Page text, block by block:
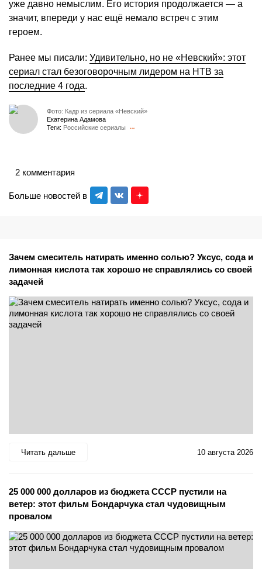
уже давно немыслим. Его история продолжается — а
значит, впереди у нас ещё немало встреч с этим
героем.
Ранее мы писали: Удивительно, но не «Невский»: этот
сериал стал безоговорочным лидером на НТВ за
последние 4 года.
Фото: Кадр из сериала «Невский»
Екатерина Адамова
Теги: Российские сериалы
Больше новостей в
2 комментария
Зачем смеситель натирать именно солью? Уксус, сода и
лимонная кислота так хорошо не справлялись со своей
задачей
Читать дальше 10 августа 2026
25 000 000 долларов из бюджета СССР пустили на
ветер: этот фильм Бондарчука стал чудовищным
провалом